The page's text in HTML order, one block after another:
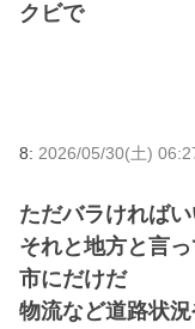
クビで
8: 2026/05/30(土)
ただバラければ
それと地方と言
市にだけだ
物流など道路状